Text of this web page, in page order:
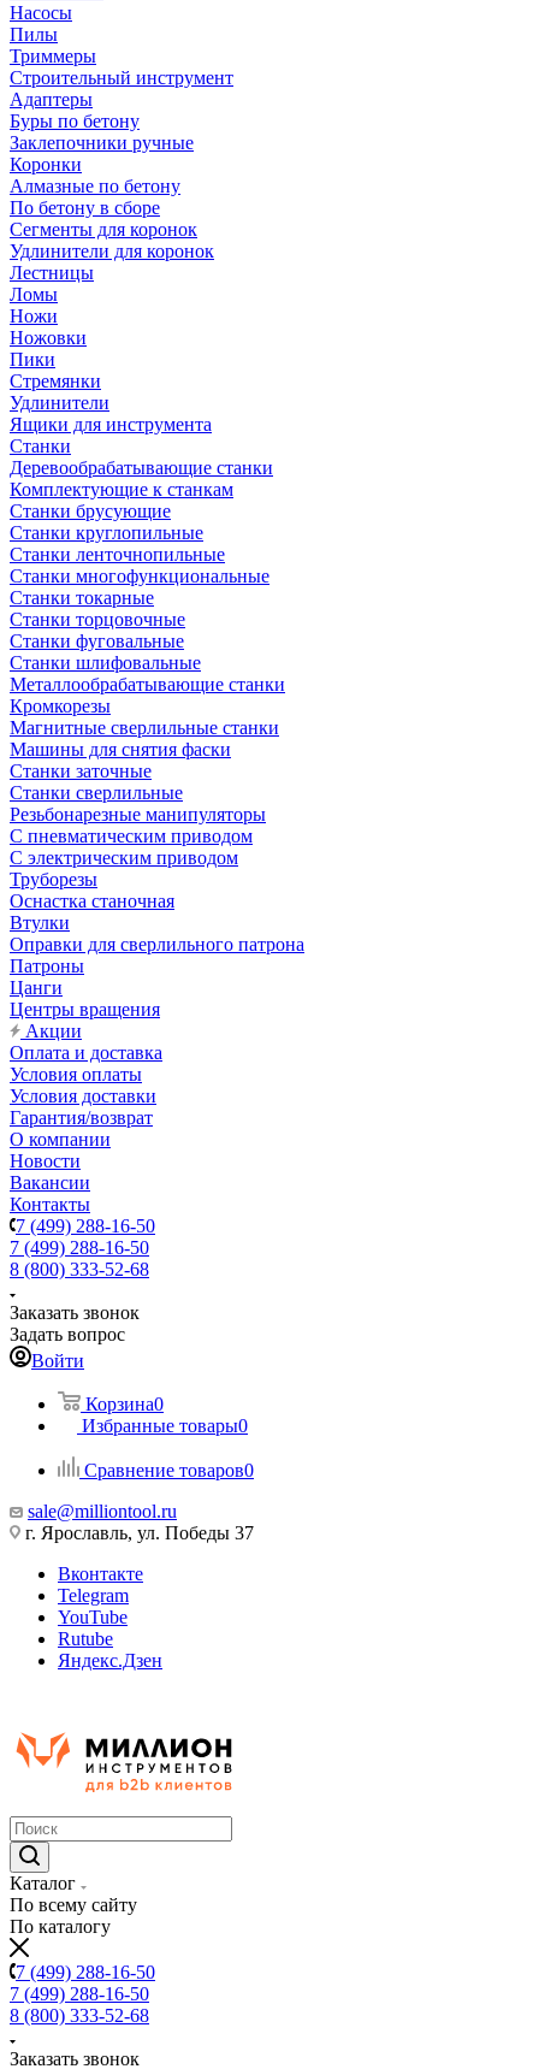
Насосы
Пилы
Триммеры
Строительный инструмент
Адаптеры
Буры по бетону
Заклепочники ручные
Коронки
Алмазные по бетону
По бетону в сборе
Сегменты для коронок
Удлинители для коронок
Лестницы
Ломы
Ножи
Ножовки
Пики
Стремянки
Удлинители
Ящики для инструмента
Станки
Деревообрабатывающие станки
Комплектующие к станкам
Станки брусующие
Станки круглопильные
Станки ленточнопильные
Станки многофункциональные
Станки токарные
Станки торцовочные
Станки фуговальные
Станки шлифовальные
Металлообрабатывающие станки
Кромкорезы
Магнитные сверлильные станки
Машины для снятия фаски
Станки заточные
Станки сверлильные
Резьбонарезные манипуляторы
С пневматическим приводом
С электрическим приводом
Труборезы
Оснастка станочная
Втулки
Оправки для сверлильного патрона
Патроны
Цанги
Центры вращения
Акции
Оплата и доставка
Условия оплаты
Условия доставки
Гарантия/возврат
О компании
Новости
Вакансии
Контакты
7 (499) 288-16-50
7 (499) 288-16-50
8 (800) 333-52-68
Заказать звонок
Задать вопрос
Войти
Корзина0
Избранные товары0
Сравнение товаров0
sale@milliontool.ru
г. Ярославль, ул. Победы 37
Вконтакте
Telegram
YouTube
Rutube
Яндекс.Дзен
Каталог
По всему сайту
По каталогу
7 (499) 288-16-50
7 (499) 288-16-50
8 (800) 333-52-68
Заказать звонок